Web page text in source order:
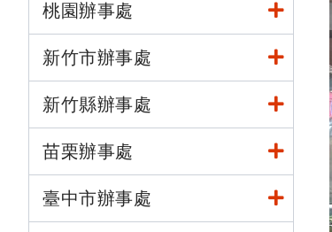
桃園辦事處
新竹市辦事處
新竹縣辦事處
苗栗辦事處
臺中市辦事處